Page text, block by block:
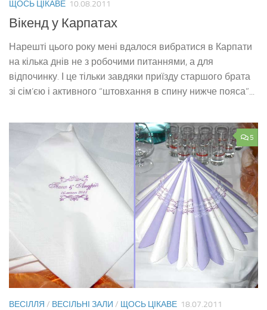
ЩОСЬ ЦІКАВЕ 10.08.2011
Вікенд у Карпатах
Нарешті цього року мені вдалося вибратися в Карпати
на кілька днів не з робочими питаннями, а для
відпочинку. І це тільки завдяки приїзду старшого брата
зі сім’єю і активного “штовхання в спину нижче пояса”...
5
ВЕСІЛЛЯ / ВЕСІЛЬНІ ЗАЛИ / ЩОСЬ ЦІКАВЕ 18.07.2011